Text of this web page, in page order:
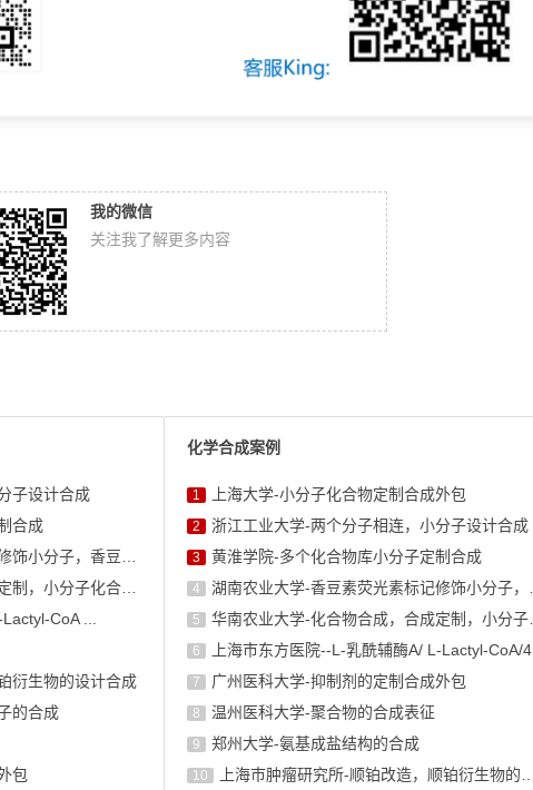
我的微信
关注我了解更多内容
子设计合成
合成
CoA ...
衍生物的设计合成
的合成
包
化学合成案例
1 上海大学-小分子化合物定制合成外包
2 浙江工业大学-两个分子相连，小分子设计合成
3 黄淮学院-多个化合物库小分子定制合成
4 湖南农业大学-香豆素荧光素标记修饰小分子，香豆素衍生物的合成
5 华南农业大学-化合物合成，合成定制，小分子化合物的订购
6 上海市东方医院--L-乳酰辅酶A/ L-Lactyl-CoA/4625-32-5/1926 ...
7 广州医科大学-抑制剂的定制合成外包
8 温州医科大学-聚合物的合成表征
9 郑州大学-氨基成盐结构的合成
10 上海巿肿瘤研究所-顺铂改造，顺铂衍生物的设计合成